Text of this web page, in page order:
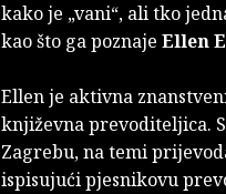
kako je „vani“, ali tko
kao što ga poznaje Ellen
Ellen je aktivna
književna prevoditeljica.
Zagrebu, na temi
ispisujući pjesnikovu